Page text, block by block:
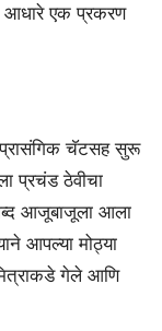
आधारे एक प्रकरण
चॅटसह सुरू
प्रचंड ठेवीचा
आजूबाजूला आला
आपल्या मोठ्या
गेले आणि